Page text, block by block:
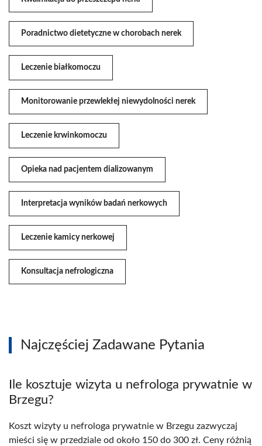
Poradnictwo dietetyczne w chorobach nerek
Leczenie białkomoczu
Monitorowanie przewlekłej niewydolności nerek
Leczenie krwinkomoczu
Opieka nad pacjentem dializowanym
Interpretacja wyników badań nerkowych
Leczenie kamicy nerkowej
Konsultacja nefrologiczna
Najczęściej Zadawane Pytania
Ile kosztuje wizyta u nefrologa prywatnie w
Brzegu?
Koszt wizyty u nefrologa prywatnie w Brzegu zazwyczaj
mieści się w przedziale od około 150 do 300 zł. Ceny różnią